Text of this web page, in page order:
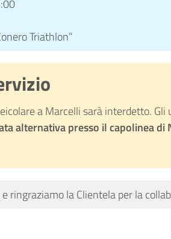
Triathlon”
a Marcelli sarà interdetto.
alternativa presso il capolinea di
ringraziamo la Clientela per la